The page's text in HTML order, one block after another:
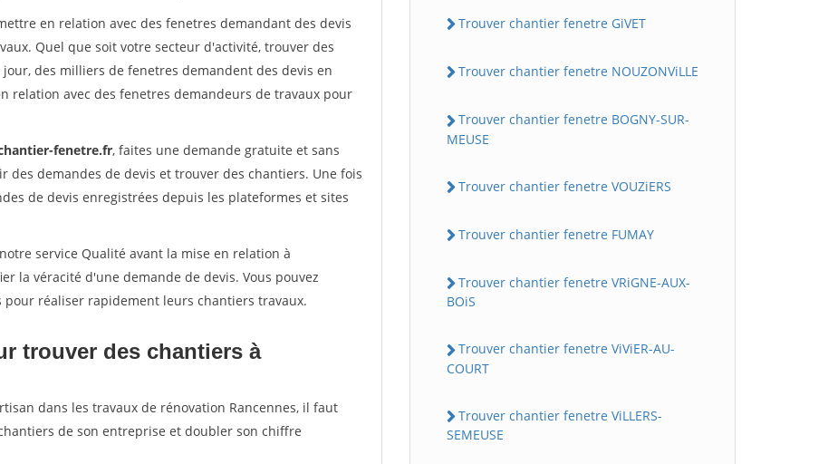
en relation avec des fenetres demandant des devis
Quel que soit votre secteur d'activité, trouver des
jour, des milliers de fenetres demandent des devis en
relation avec des fenetres demandeurs de travaux pour
fenetre.fr, faites une demande gratuite et sans
demandes de devis et trouver des chantiers. Une fois
de devis enregistrées depuis les plateformes et sites
service Qualité avant la mise en relation à
la véracité d'une demande de devis. Vous pouvez
réaliser rapidement leurs chantiers travaux.
trouver des chantiers à
dans les travaux de rénovation Rancennes, il faut
de son entreprise et doubler son chiffre
Trouver chantier fenetre GiVET
Trouver chantier fenetre NOUZONViLLE
Trouver chantier fenetre BOGNY-SUR-
MEUSE
Trouver chantier fenetre VOUZiERS
Trouver chantier fenetre FUMAY
Trouver chantier fenetre VRiGNE-AUX-
BOiS
Trouver chantier fenetre ViViER-AU-
COURT
Trouver chantier fenetre ViLLERS-
SEMEUSE